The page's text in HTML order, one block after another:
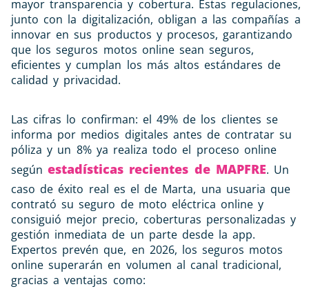
mayor transparencia y cobertura. Estas regulaciones,
junto con la digitalización, obligan a las compañías a
innovar en sus productos y procesos, garantizando
que los seguros motos online sean seguros,
eficientes y cumplan los más altos estándares de
calidad y privacidad.
Las cifras lo confirman: el 49% de los clientes se
informa por medios digitales antes de contratar su
póliza y un 8% ya realiza todo el proceso online
segúnestadísticas recientes de MAPFRE. Un
caso de éxito real es el de Marta, una usuaria que
contrató su seguro de moto eléctrica online y
consiguió mejor precio, coberturas personalizadas y
gestión inmediata de un parte desde la app.
Expertos prevén que, en 2026, los seguros motos
online superarán en volumen al canal tradicional,
gracias a ventajas como: